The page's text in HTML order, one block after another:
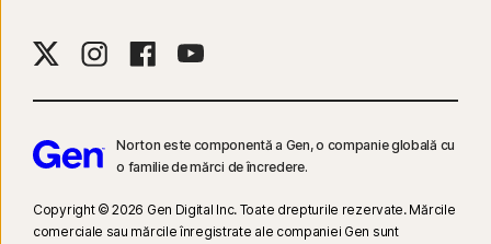
Norton este componentă a Gen, o companie globală cu
o familie de mărci de încredere.
Copyright © 2026 Gen Digital Inc. Toate drepturile rezervate. Mărcile
comerciale sau mărcile înregistrate ale companiei Gen sunt